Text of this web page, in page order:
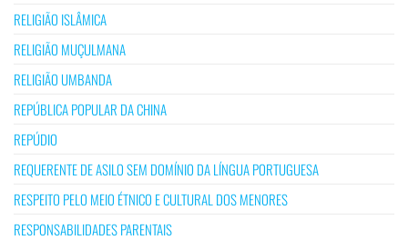
RELIGIÃO ISLÂMICA
RELIGIÃO MUÇULMANA
RELIGIÃO UMBANDA
REPÚBLICA POPULAR DA CHINA
REPÚDIO
REQUERENTE DE ASILO SEM DOMÍNIO DA LÍNGUA PORTUGUESA
RESPEITO PELO MEIO ÉTNICO E CULTURAL DOS MENORES
RESPONSABILIDADES PARENTAIS